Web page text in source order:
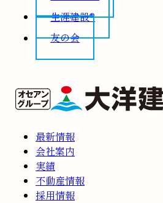
生涯建設®
友の会
最新情報
会社案内
実績
不動産情報
採用情報